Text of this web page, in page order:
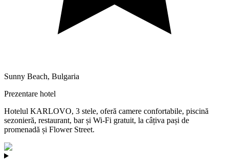
Sunny Beach, Bulgaria
Prezentare hotel
Hotelul KARLOVO, 3 stele, oferă camere confortabile, piscină
sezonieră, restaurant, bar și Wi-Fi gratuit, la câțiva pași de
promenadă și Flower Street.